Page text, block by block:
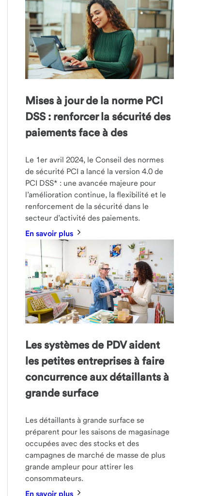
Mises à jour de la norme PCI
DSS : renforcer la sécurité des
paiements face à des
Le 1er avril 2024, le Conseil des normes
de sécurité PCI a lancé la version 4.0 de
PCI DSS* : une avancée majeure pour
l’amélioration continue, la flexibilité et le
renforcement de la sécurité dans le
secteur d’activité des paiements.
En savoir plus
Les systèmes de PDV aident
les petites entreprises à faire
concurrence aux détaillants à
grande surface
Les détaillants à grande surface se
préparent pour les saisons de magasinage
occupées avec des stocks et des
campagnes de marché de masse de plus
grande ampleur pour attirer les
consommateurs.
En savoir plus